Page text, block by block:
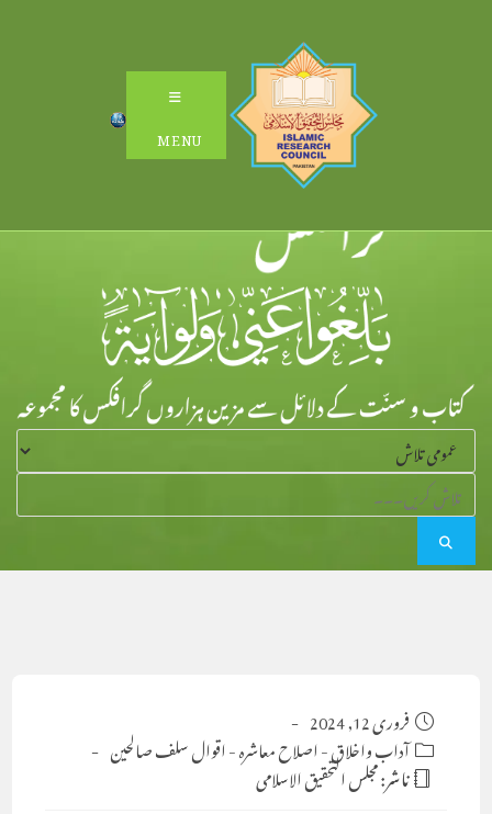
MENU
Post
published:
فروری 12, 2024
Post
category:
آداب واخلاق-اصلاح معاشرہ-اقوال سلف صالحین
ناشر:مجلس التحقيق الاسلامى